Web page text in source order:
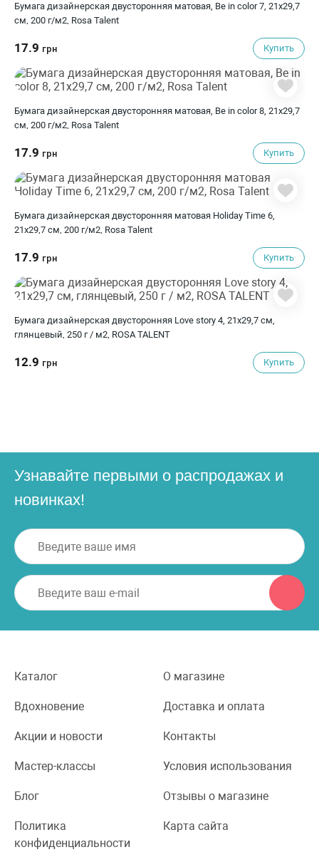
Бумага дизайнерская двусторонняя матовая, Be in color 7, 21х29,7
см, 200 г/м2, Rosa Talent
17.9 грн Купить
Бумага дизайнерская двусторонняя матовая, Be in color 8, 21х29,7
см, 200 г/м2, Rosa Talent
17.9 грн Купить
Бумага дизайнерская двусторонняя матовая Holiday Time 6,
21х29,7 см, 200 г/м2, Rosa Talent
17.9 грн Купить
Бумага дизайнерская двусторонняя Love story 4, 21х29,7 см,
глянцевый, 250 г / м2, ROSA TALENT
12.9 грн Купить
Узнавайте первыми о распродажах и
новинках!
Каталог О магазине
Вдохновение Доставка и оплата
Акции и новости Контакты
Мастер-классы Условия использования
Блог Отзывы о магазине
Политика
конфиденциальности
Карта сайта